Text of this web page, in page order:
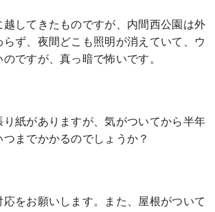
してきたものですが、内間西公園は外
ず、夜間どこも照明が消えていて、ウ
ですが、真っ暗で怖いです。
紙がありますが、気がついてから半年
つまでかかるのでしょうか？
応をお願いします。また、屋根がついて